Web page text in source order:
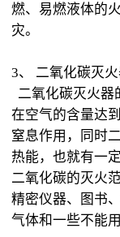
燃、易燃液体的
灾。
3、 二氧化碳灭
二氧化碳灭火器
在空气的含量达
窒息作用，同时
热能，也就有一
二氧化碳的灭火
精密仪器、图书
气体和一些不能